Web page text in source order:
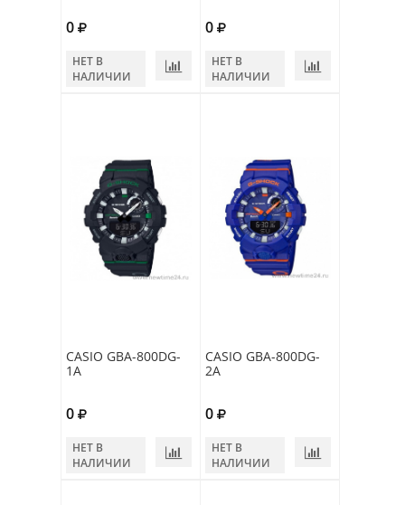
0
НЕТ В
НАЛИЧИИ
0
НЕТ В
НАЛИЧИИ
CASIO GBA-800DG-
1A
0
НЕТ В
НАЛИЧИИ
CASIO GBA-800DG-
2A
0
НЕТ В
НАЛИЧИИ